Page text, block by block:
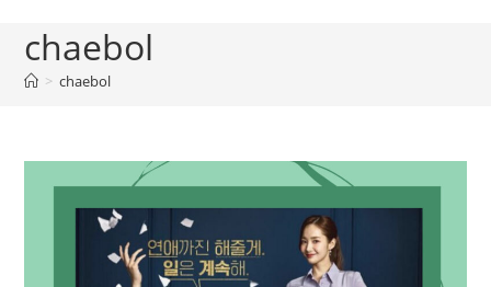
chaebol
> chaebol